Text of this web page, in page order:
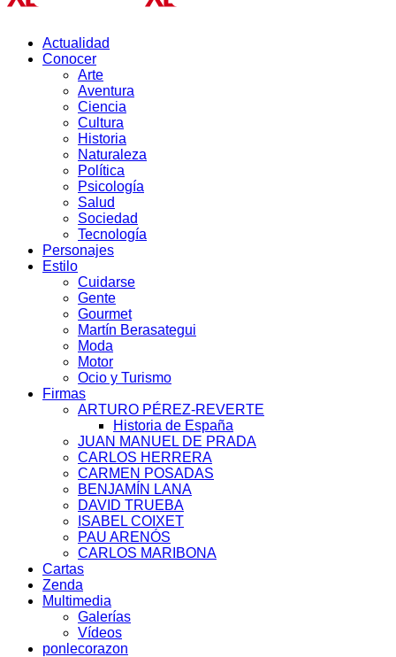
Actualidad
Conocer
Arte
Aventura
Ciencia
Cultura
Historia
Naturaleza
Política
Psicología
Salud
Sociedad
Tecnología
Personajes
Estilo
Cuidarse
Gente
Gourmet
Martín Berasategui
Moda
Motor
Ocio y Turismo
Firmas
ARTURO PÉREZ-REVERTE
Historia de España
JUAN MANUEL DE PRADA
CARLOS HERRERA
CARMEN POSADAS
BENJAMÍN LANA
DAVID TRUEBA
ISABEL COIXET
PAU ARENÓS
CARLOS MARIBONA
Cartas
Zenda
Multimedia
Galerías
Vídeos
ponlecorazon